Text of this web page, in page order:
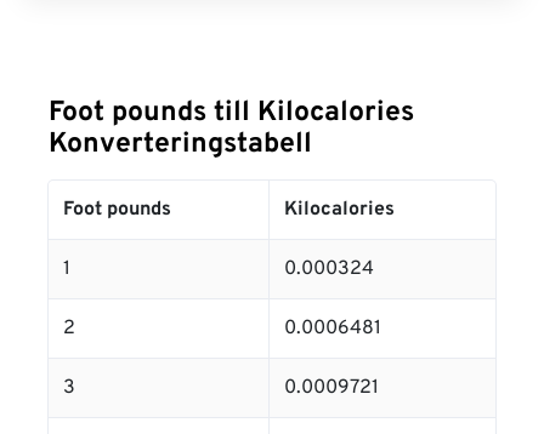
Foot pounds till Kilocalories
Konverteringstabell
Foot pounds Kilocalories
1 0.000324
2 0.0006481
3 0.0009721